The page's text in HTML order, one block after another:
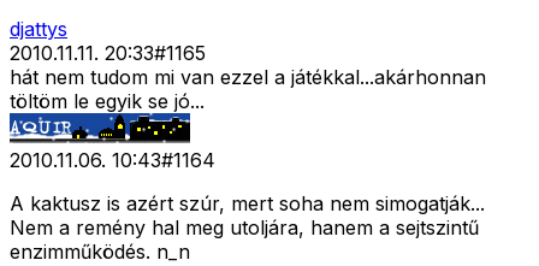
djattys
2010.11.11. 20:33#1165
hát nem tudom mi van ezzel a játékkal...akárhonnan
töltöm le egyik se jó...
2010.11.06. 10:43#1164
A kaktusz is azért szúr, mert soha nem simogatják...
Nem a remény hal meg utoljára, hanem a sejtszintű
enzimműködés. n_n